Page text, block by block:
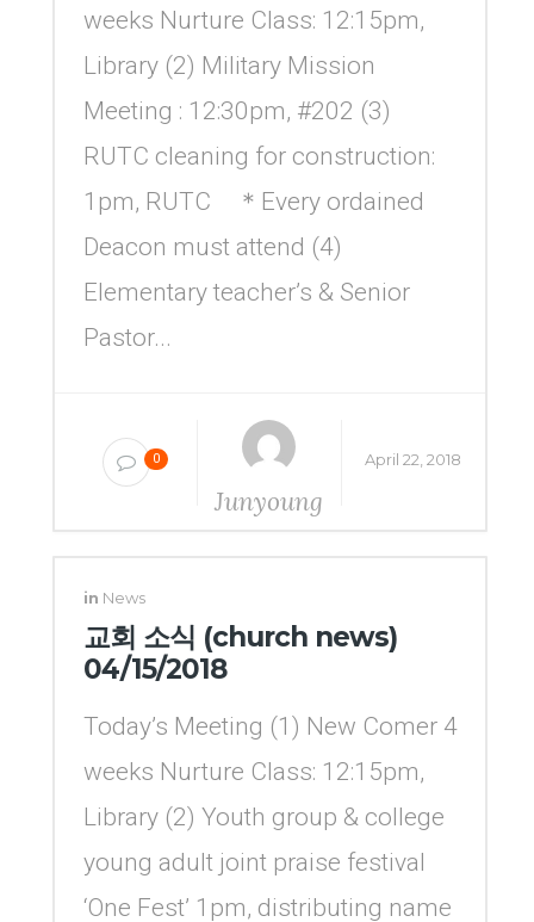
weeks Nurture Class: 12:15pm,
Library (2) Military Mission
Meeting : 12:30pm, #202 (3)
RUTC cleaning for construction:
1pm, RUTC ＊Every ordained
Deacon must attend (4)
Elementary teacher’s & Senior
Pastor...
0
Junyoung
April 22, 2018
in News
교회 소식 (church news)
04/15/2018
Today’s Meeting (1) New Comer 4
weeks Nurture Class: 12:15pm,
Library (2) Youth group & college
young adult joint praise festival
‘One Fest’ 1pm, distributing name